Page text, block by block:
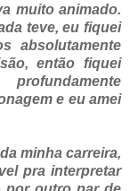
muito animado.
teve, eu fiquei
absolutamente
então fiquei
e eu amei
minha carreira,
pra interpretar